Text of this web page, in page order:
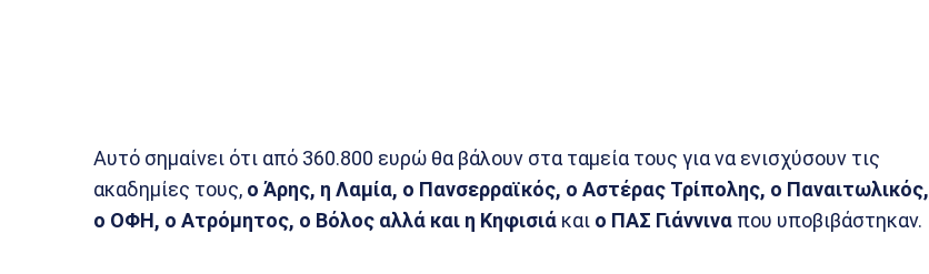
Αυτό σημαίνει ότι από 360.800 ευρώ θα βάλουν στα ταμεία τους για να ενισχύσουν τις
ακαδημίες τους, ο Άρης, η Λαμία, ο Πανσερραϊκός, ο Αστέρας Τρίπολης, ο Παναιτωλικός,
ο ΟΦΗ, ο Ατρόμητος, ο Βόλος αλλά και η Κηφισιά και ο ΠΑΣ Γιάννινα που υποβιβάστηκαν.